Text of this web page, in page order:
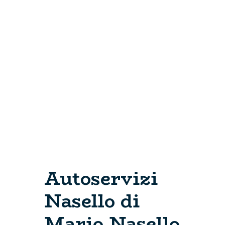
Autoservizi
Nasello di